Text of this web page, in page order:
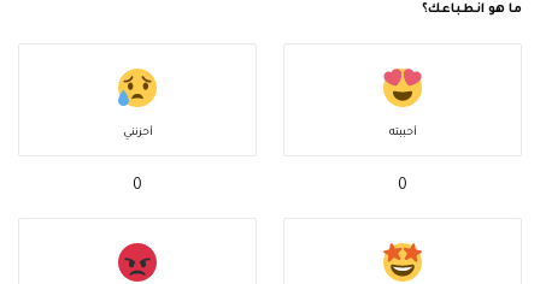
ما هو انطباعك؟
أحببته
0
أحزنني
0